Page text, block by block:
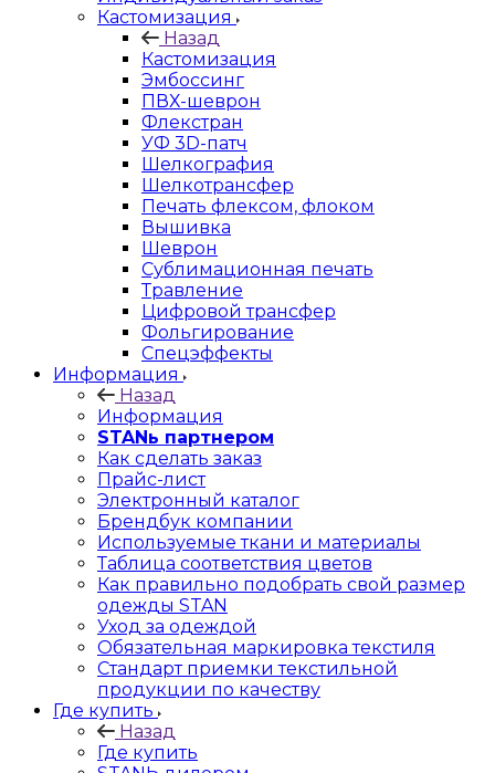
Кастомизация
Назад
Кастомизация
Эмбоссинг
ПВХ-шеврон
Флекстран
УФ 3D-патч
Шелкография
Шелкотрансфер
Печать флексом, флоком
Вышивка
Шеврон
Сублимационная печать
Травление
Цифровой трансфер
Фольгирование
Спецэффекты
Информация
Назад
Информация
STANь партнером
Как сделать заказ
Прайс-лист
Электронный каталог
Брендбук компании
Используемые ткани и материалы
Таблица соответствия цветов
Как правильно подобрать свой размер
одежды STAN
Уход за одеждой
Обязательная маркировка текстиля
Стандарт приемки текстильной
продукции по качеству
Где купить
Назад
Где купить